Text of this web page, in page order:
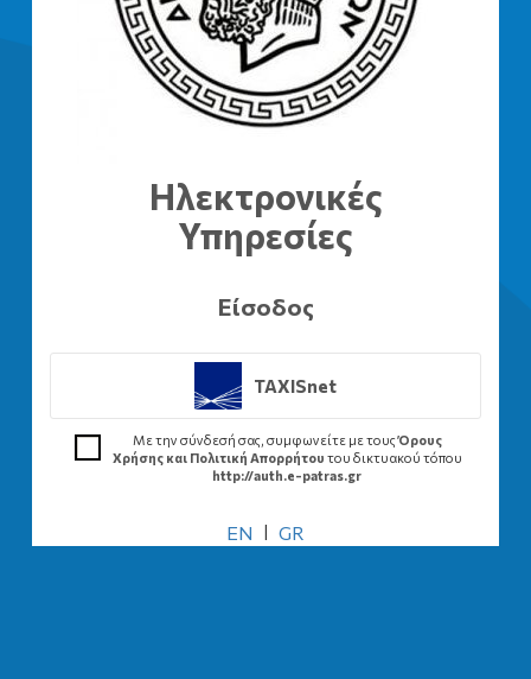
Ηλεκτρονικές
Υπηρεσίες
Είσοδος
TAXISnet
Με την σύνδεσή σας, συμφωνείτε με τουςΌρους
Χρήσης και Πολιτική Απορρήτου του δικτυακού τόπου
http://auth.e-patras.gr
EN | GR